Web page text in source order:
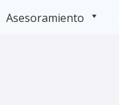
Asesoramiento